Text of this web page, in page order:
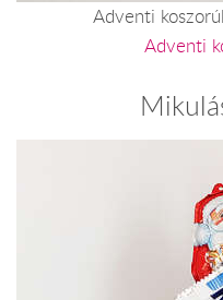
Adventi
Adventi